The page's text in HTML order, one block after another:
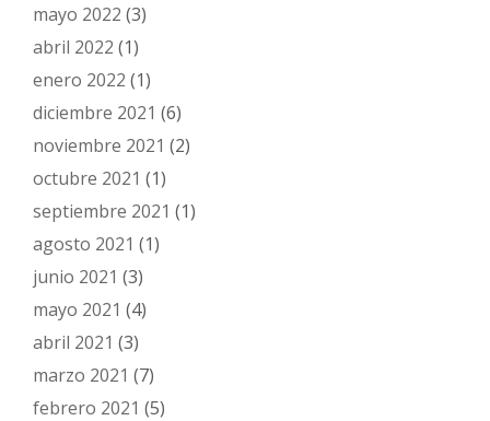
mayo 2022 (3)
abril 2022 (1)
enero 2022 (1)
diciembre 2021 (6)
noviembre 2021 (2)
octubre 2021 (1)
septiembre 2021 (1)
agosto 2021 (1)
junio 2021 (3)
mayo 2021 (4)
abril 2021 (3)
marzo 2021 (7)
febrero 2021 (5)